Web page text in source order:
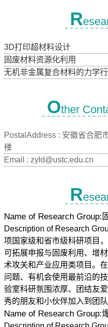
R
3D打印超材料设计
固废材料资源化利用
无机非金属复合材料的力学
Other
PostalAddress : 安徽省合肥
楼
Email : zyld@ustc.edu.cn
R
Name of Research Group:
Description of Research
项国家级和省市级科研项目
可拓展申报与固废利用、增
术攻关和产业应用类项目。
问题、有机会使用最前沿的
验室科研氛围浓厚、团结友
秀的朋友和小伙伴加入到团
Name of Research Group: